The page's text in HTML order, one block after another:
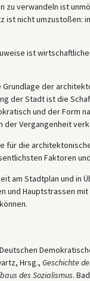
zu verwandeln ist
ist nicht umzustoßen:
ist
der
der Stadt ist die
und der Form
Vergangenheit
für die
Faktoren
am Stadtplan und in
und Hauptstrassen
Hrsg., Geschichte
des Sozialismus.